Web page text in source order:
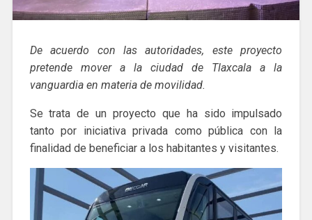
De acuerdo con las autoridades, este proyecto
pretende mover a la ciudad de Tlaxcala a la
vanguardia en materia de movilidad.
Se trata de un proyecto que ha sido impulsado
tanto por iniciativa privada como pública con la
finalidad de beneficiar a los habitantes y visitantes.